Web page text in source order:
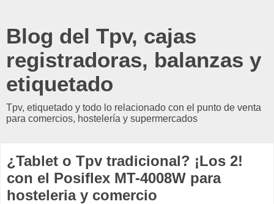
Blog del Tpv, cajas
registradoras, balanzas y
etiquetado
Tpv, etiquetado y todo lo relacionado con el punto de venta
para comercios, hostelería y supermercados
¿Tablet o Tpv tradicional? ¡Los 2!
con el Posiflex MT-4008W para
hosteleria y comercio